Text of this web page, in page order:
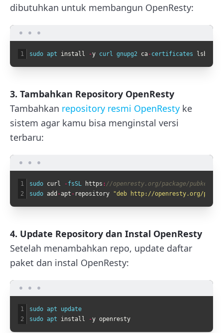
dibutuhkan untuk membangun OpenResty:
1 sudo apt install -y curl gnupg2 ca-certificates lsb
3. Tambahkan Repository OpenResty
Tambahkan repository resmi OpenResty ke
sistem agar kamu bisa menginstal versi
terbaru:
1
2
sudo curl -fsSL https : //openresty.org/package/
sudo add -apt - repository "deb http://openresty.org/
4. Update Repository dan Instal OpenResty
Setelah menambahkan repo, update daftar
paket dan instal OpenResty:
1
2
sudo apt update
sudo apt install -y openresty